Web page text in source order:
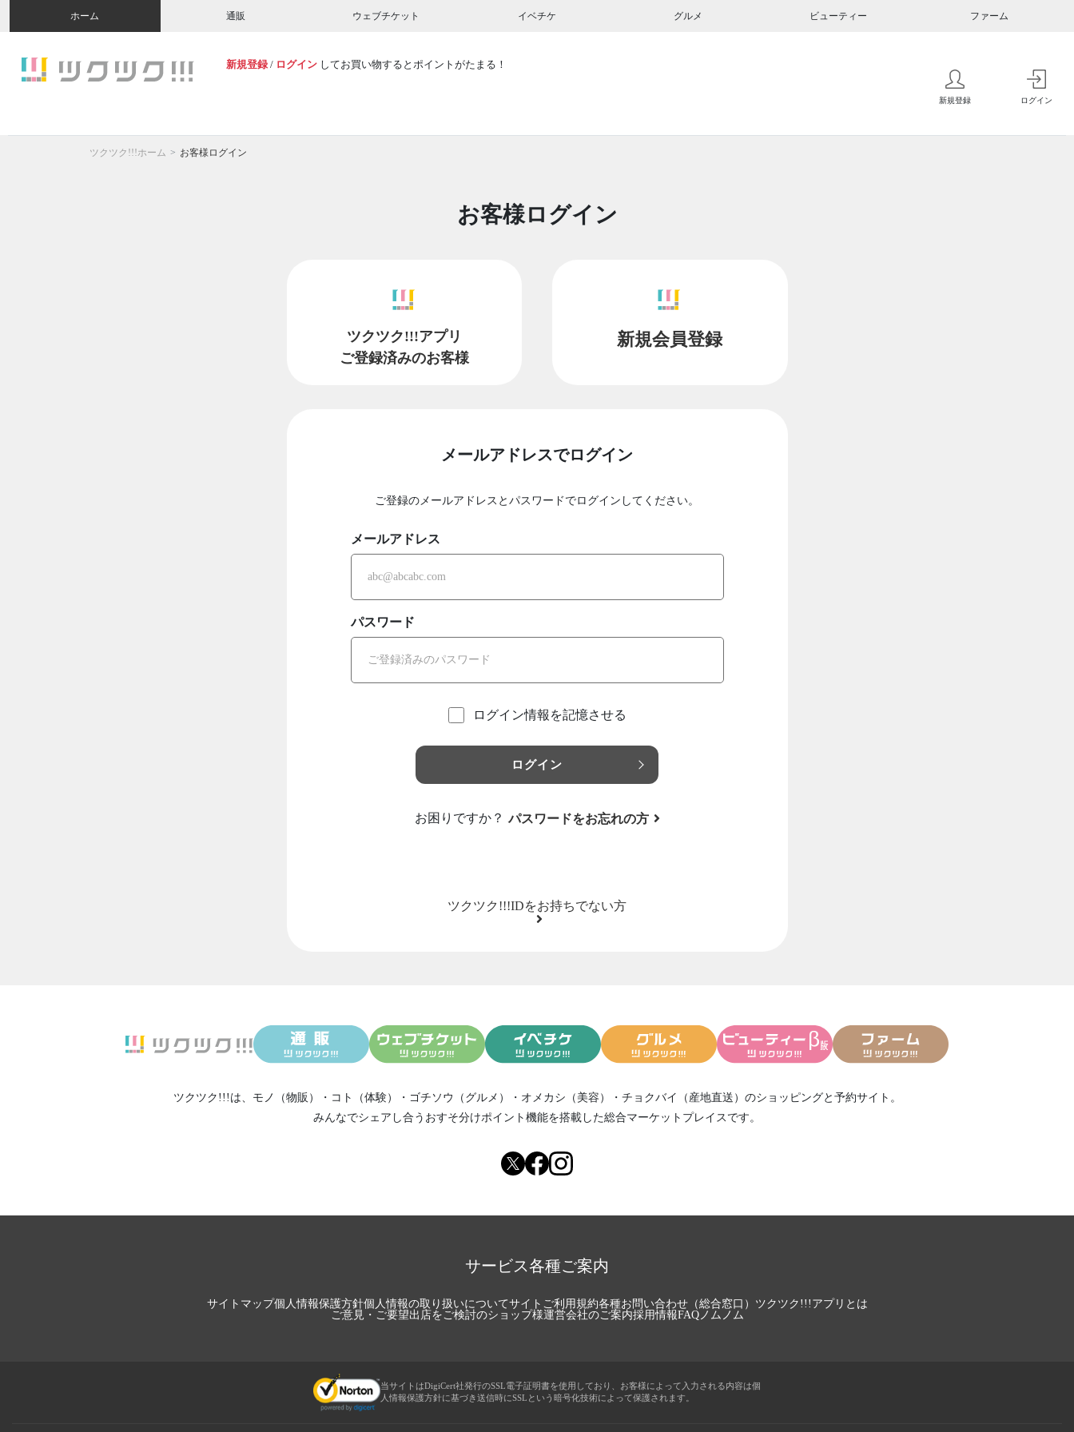
ホーム 通販 ウェブチケット イベチケ グルメ ビューティー ファーム
新規登録 / ログイン してお買い物するとポイントがたまる！
新規登録 ログイン
ツクツク!!!ホーム お客様ログイン
お客様ログイン
ツクツク!!!アプリ
ご登録済みのお客様
新規会員登録
メールアドレスでログイン
ご登録のメールアドレスとパスワードでログインしてください。
メールアドレス
パスワード
ログイン情報を記憶させる
ログイン
お困りですか？ パスワードをお忘れの方
ツクツク!!!IDをお持ちでない方
ツクツク!!!は、 モノ（物販） ・ コト（体験） ・ ゴチソウ（グルメ） ・ オメカシ（美容） ・ チョクバイ（産地直送） のショッピングと予約サイト。
みんなでシェアし合う おすそ分けポイント機能を搭載した総合マーケットプレイスです。
サービス各種ご案内
サイトマップ個人情報保護方針個人情報の取り扱いについてサイトご利用規約各種お問い合わせ（総合窓口） ツクツク!!!アプリとは
ご意見・ご要望出店をご検討のショップ様運営会社のご案内採用情報FAQノムノム
当サイトはDigiCert社発行のSSL電子証明書を使用しており、お客様によって入力される内容は個
人情報保護方針に基づき送信時にSSLという暗号化技術によって保護されます。